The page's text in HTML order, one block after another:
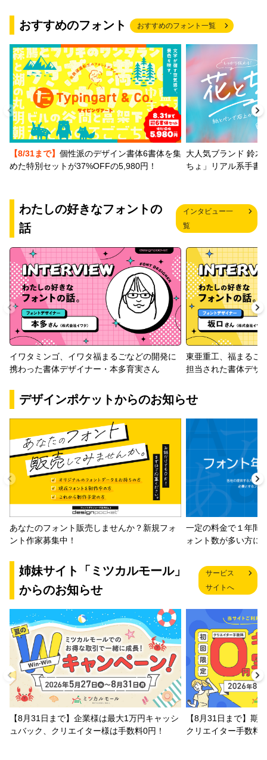
おすすめのフォント おすすめのフォント一覧
【8/31まで】 個性派のデザイン書体6書体を集
めた特別セットが37%OFFの5,980円！
大人気ブランド 鈴木
ちょ」リアル系手書
わたしの好きなフォントの
話
インタビュー一
覧
イワタミンゴ、イワタ福まるごなどの開発に
携わった書体デザイナー・本多育実さん
東亜重工、福まるご
担当された書体デザ
デザインポケットからのお知らせ
あなたのフォント販売しませんか？新規フォ
ント作家募集中！
一定の料金で１年間
ォント数が多い方に
姉妹サイト「ミツカルモール」
からのお知らせ
サービス
サイトへ
【8月31日まで】企業様は最大1万円キャッシ
ュバック、クリエイター様は手数料0円！
【8月31日まで】期
クリエイター手数料